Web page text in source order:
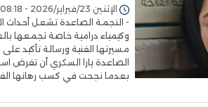
الإثنين 23/فبراير/2026 - 08:18 م
- النجمة الصاعدة تشعل أحداث
وكيمياء درامية خاصة
مسيرتها الفنية ورسالة تأكيد
الصاعدة يارا السكري أن تفرض
بعدما نجحت في كسب رهانها